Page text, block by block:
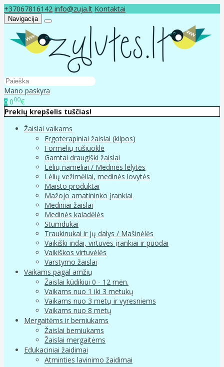
+37067816142 info@zuja.lt Kontaktai
Navigacija
Mano paskyra
0 000€
Prekių krepšelis tuščias!
Žaislai vaikams
Ergoterapiniai žaislai (kilpos)
Formelių rūšiuoklė
Gamtai draugiški žaislai
Lėlių nameliai / Medinės lėlytės
Lėlių vežimėliai, medinės lovytės
Maisto produktai
Mažojo amatininko įrankiai
Mediniai žaislai
Medinės kaladėlės
Stumdukai
Traukinukai ir jų dalys / Mašinėlės
Vaikiški indai, virtuvės įrankiai ir puodai
Vaikiškos virtuvėlės
Varstymo žaislai
Vaikams pagal amžių
Žaislai kūdikiui 0 - 12 mėn.
Vaikams nuo 1 iki 3 metukų
Vaikams nuo 3 metų ir vyresniems
Vaikams nuo 8 metų
Mergaitėms ir berniukams
Žaislai berniukams
Žaislai mergaitėms
Edukaciniai žaidimai
Atminties lavinimo žaidimai